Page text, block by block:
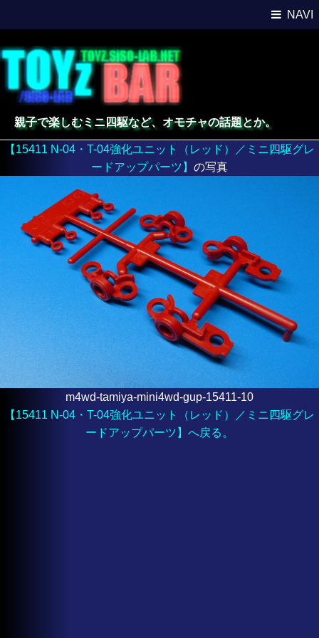
NAVI
親子で楽しむミニ四駆など、オモチャの話題とか。
【15411 N-04・T-04強化ユニット（レッド）／ミニ四駆グレ
ードアップパーツ】 の写真
m4wd-tamiya-mini4wd-gup-15411-10
【15411 N-04・T-04強化ユニット（レッド）／ミニ四駆グレ
ードアップパーツ】へ戻る。